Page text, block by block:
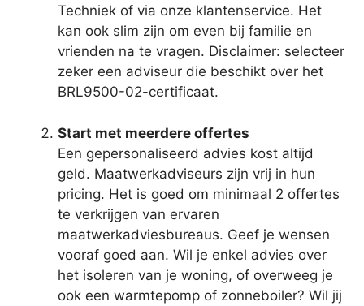
Techniek of via onze klantenservice. Het
kan ook slim zijn om even bij familie en
vrienden na te vragen. Disclaimer: selecteer
zeker een adviseur die beschikt over het
BRL9500-02-certificaat.
Start met meerdere offertes
Een gepersonaliseerd advies kost altijd
geld. Maatwerkadviseurs zijn vrij in hun
pricing. Het is goed om minimaal 2 offertes
te verkrijgen van ervaren
maatwerkadviesbureaus. Geef je wensen
vooraf goed aan. Wil je enkel advies over
het isoleren van je woning, of overweeg je
ook een warmtepomp of zonneboiler? Wil jij